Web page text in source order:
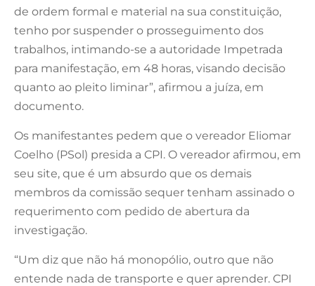
de ordem formal e material na sua constituição,
tenho por suspender o prosseguimento dos
trabalhos, intimando-se a autoridade Impetrada
para manifestação, em 48 horas, visando decisão
quanto ao pleito liminar”, afirmou a juíza, em
documento.
Os manifestantes pedem que o vereador Eliomar
Coelho (PSol) presida a CPI. O vereador afirmou, em
seu site, que é um absurdo que os demais
membros da comissão sequer tenham assinado o
requerimento com pedido de abertura da
investigação.
“Um diz que não há monopólio, outro que não
entende nada de transporte e quer aprender. CPI